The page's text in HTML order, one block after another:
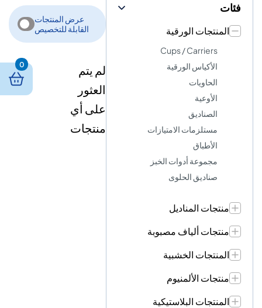
فئات
المنتجات الورقية
Cups / Carriers
الأكياس الورقية
الحاويات
الأوعية
الصناديق
مستلزمات الامتيازات
الأطباق
مجموعة أدوات الخبز
صناديق الحلوى
منتجات المناديل
منتجات ألياف مصبوبة
المنتجات الخشبية
منتجات الألمنيوم
المنتجات البلاستيكية
عرض المنتجات
القابلة للتخصيص
لم يتم
العثور
على أي
منتجات
0